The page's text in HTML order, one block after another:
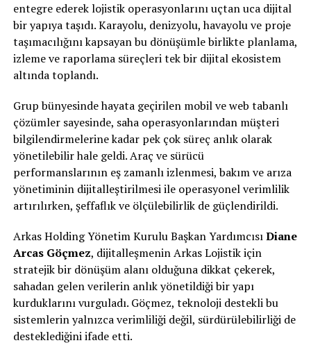
entegre ederek lojistik operasyonlarını uçtan uca dijital
bir yapıya taşıdı. Karayolu, denizyolu, havayolu ve proje
taşımacılığını kapsayan bu dönüşümle birlikte planlama,
izleme ve raporlama süreçleri tek bir dijital ekosistem
altında toplandı.
Grup bünyesinde hayata geçirilen mobil ve web tabanlı
çözümler sayesinde, saha operasyonlarından müşteri
bilgilendirmelerine kadar pek çok süreç anlık olarak
yönetilebilir hale geldi. Araç ve sürücü
performanslarının eş zamanlı izlenmesi, bakım ve arıza
yönetiminin dijitalleştirilmesi ile operasyonel verimlilik
artırılırken, şeffaflık ve ölçülebilirlik de güçlendirildi.
Arkas Holding Yönetim Kurulu Başkan YardımcısıDiane
Arcas Göçmez, dijitalleşmenin Arkas Lojistik için
stratejik bir dönüşüm alanı olduğuna dikkat çekerek,
sahadan gelen verilerin anlık yönetildiği bir yapı
kurduklarını vurguladı. Göçmez, teknoloji destekli bu
sistemlerin yalnızca verimliliği değil, sürdürülebilirliği de
desteklediğini ifade etti.